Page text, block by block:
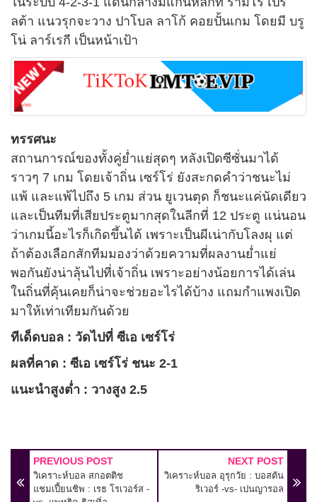
ลต้า แนวรุกจะวาง ปาโบล ลาโก้ คอยปั้นเกม โดยมี บรู
โน่ ลาร์เรกี เป็นหน้าเป้า
ทรรศนะ
สถานการณ์ของทั้งคู่ย่ำแย่สุดๆ หลังเปิดซีซั่นมาได้
ราวๆ 7 เกม โดยเจ้าถิ่น เซร์โร่ ยังสะกดคำว่าชนะไม่
แพ้ และแพ้ไปถึง 5 เกม ส่วน ยูเวนตุด ก็ชนะแค่นัดเดียว
และเป็นทีมที่เสียประตูมากสุดในลีกที่ 12 ประตู แน่นอน
ว่าเกมนี้อะไรก็เกิดขึ้นได้ เพราะเป็นผีเน่ากับโลงผุ แต่
ถ้าต้องเลือกสักทีมมองว่าด้วยความที่ผลงานย่ำแย่
พอกันยังน่าลุ้นไปที่เจ้าถิ่น เพราะอย่างน้อยการได้เล่น
ในถิ่นที่คุ้นเคยก็น่าจะช่วยอะไรได้บ้าง แถมกำแพงเปิด
มาให้เท่าเทียมกันด้วย
ทีเด็ดบอล : วัดไปที่ ซีเอ เซร์โร่
ผลที่คาด : ซีเอ เซร์โร่ ชนะ 2-1
แนะนำสูงต่ำ : วางสูง 2.5
PREVIOUS POST
วิเคราะห์บอล สกอตติช
แชมเปี้ยนชิพ : เรธ โรเวอร์ส -
NEXT POST
วิเคราะห์บอล อุรุกวัย : บอสตัน
ริเวอร์ -vs- เปนญารอล